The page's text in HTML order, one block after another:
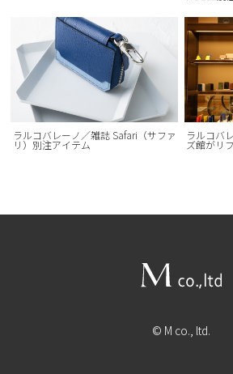
ラルコバレーノ／雑誌 Safari（サファ
リ）別注アイテム
ラルコバ
ズ館がリ
© M co., ltd.